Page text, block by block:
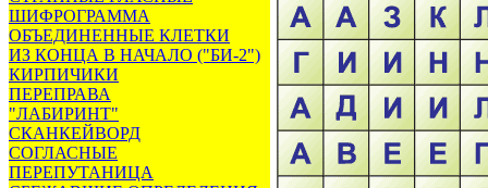
ШИФРОГРАММА
ОБЪЕДИНЕННЫЕ КЛЕТКИ
ИЗ КОНЦА В НАЧАЛО ("БИ-2")
КИРПИЧИКИ
ПЕРЕПРАВА
"ЛАБИРИНТ"
СКАНКЕЙВОРД
СОГЛАСНЫЕ
ПЕРЕПУТАНИЦА